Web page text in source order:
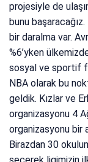
projesiyle de
bunu
bir daralma var.
%6’yken
sosyal ve sportif
NBA olarak bu
geldik. Kızlar ve
organizasyonu 4
organizasyonu bir
Birazdan 30